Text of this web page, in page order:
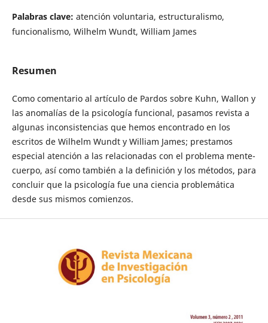
Palabras clave: atención voluntaria, estructuralismo,
funcionalismo, Wilhelm Wundt, William James
Resumen
Como comentario al artículo de Pardos sobre Kuhn, Wallon y
las anomalías de la psicología funcional, pasamos revista a
algunas inconsistencias que hemos encontrado en los
escritos de Wilhelm Wundt y William James; prestamos
especial atención a las relacionadas con el problema mente-
cuerpo, así como también a la definición y los métodos, para
concluir que la psicología fue una ciencia problemática
desde sus mismos comienzos.